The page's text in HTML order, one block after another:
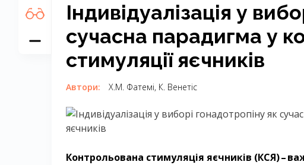
Індивідуалізація у
сучасна парадигма у
стимуляції яєчників
Автори: Х.М. Фатемі, К. Венетіс
Контрольована стимуляція яєчників (КСЯ) –